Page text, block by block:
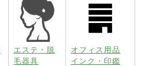
エステ・脱
毛器具
オフィス用品
インク・印鑑